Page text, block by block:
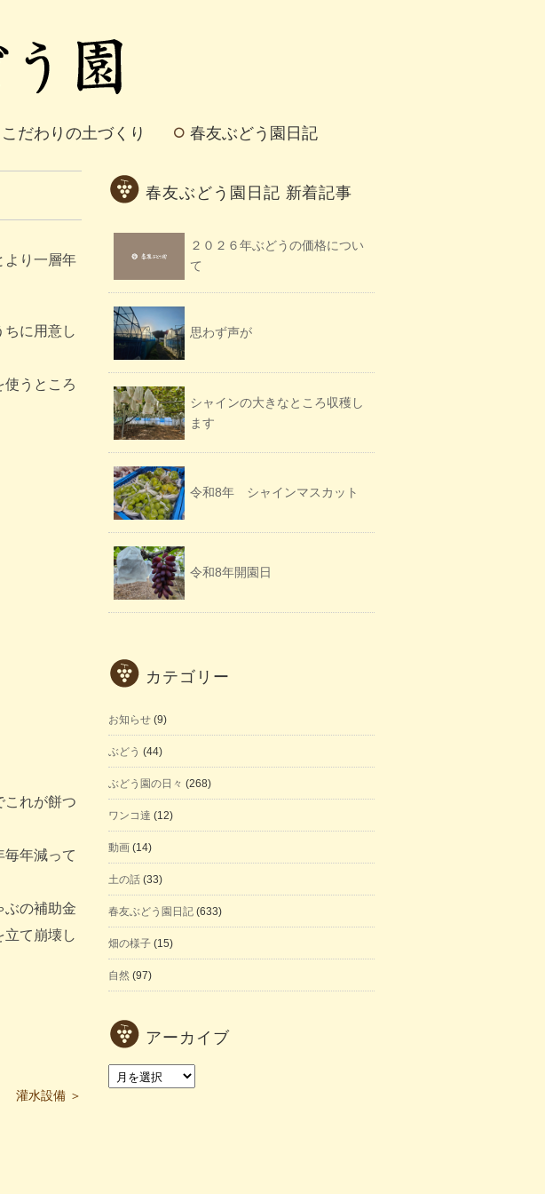
こだわりの土づくり 春友ぶどう園日記
より一層年
に用意し
うところ
これが餅つ
年減って
ぶの補助金
て崩壊し
灌水設備 ＞
春友ぶどう園日記 新着記事
２０２６年ぶどうの価格につい
て
思わず声が
シャインの大きなところ収穫し
ます
令和8年 シャインマスカット
令和8年開園日
カテゴリー
お知らせ (9)
ぶどう (44)
ぶどう園の日々 (268)
ワンコ達 (12)
動画 (14)
土の話 (33)
春友ぶどう園日記 (633)
畑の様子 (15)
自然 (97)
アーカイブ
ア